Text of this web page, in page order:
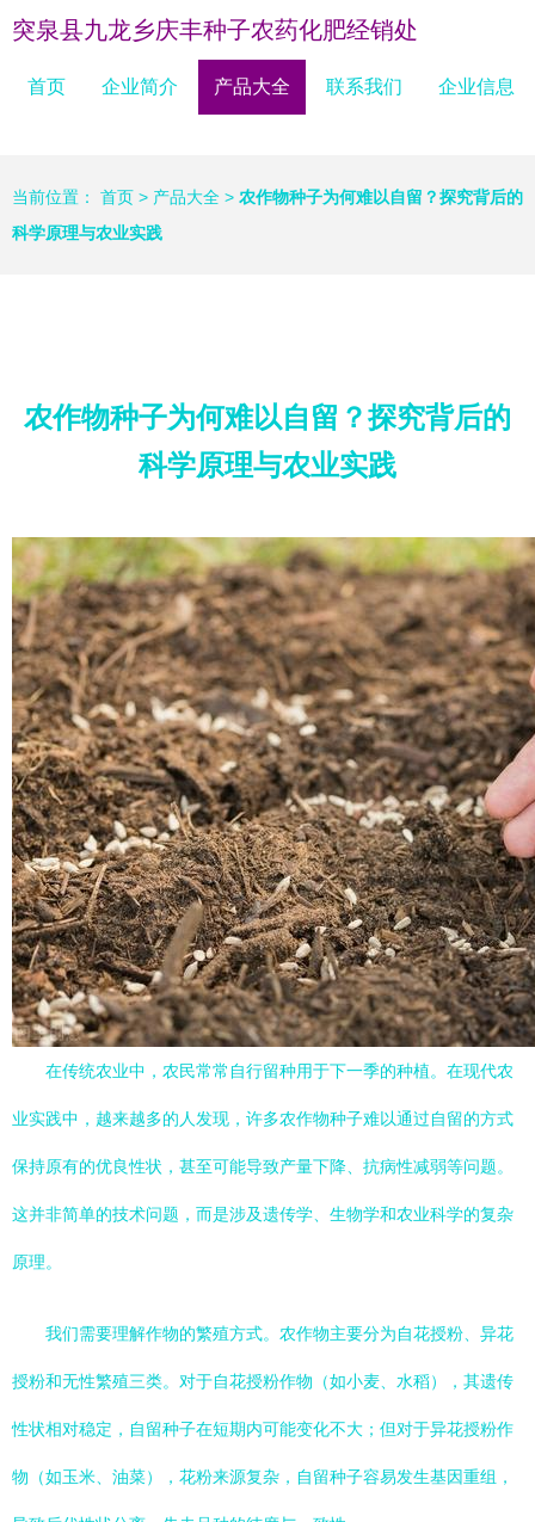
突泉县九龙乡庆丰种子农药化肥经销处
首页 企业简介 产品大全 联系我们 企业信息
当前位置： 首页 > 产品大全 > 农作物种子为何难以自留？探究背后的
科学原理与农业实践
农作物种子为何难以自留？探究背后的
科学原理与农业实践
在传统农业中，农民常常自行留种用于下一季的种植。在现代农
业实践中，越来越多的人发现，许多农作物种子难以通过自留的方式
保持原有的优良性状，甚至可能导致产量下降、抗病性减弱等问题。
这并非简单的技术问题，而是涉及遗传学、生物学和农业科学的复杂
原理。
我们需要理解作物的繁殖方式。农作物主要分为自花授粉、异花
授粉和无性繁殖三类。对于自花授粉作物（如小麦、水稻），其遗传
性状相对稳定，自留种子在短期内可能变化不大；但对于异花授粉作
物（如玉米、油菜），花粉来源复杂，自留种子容易发生基因重组，